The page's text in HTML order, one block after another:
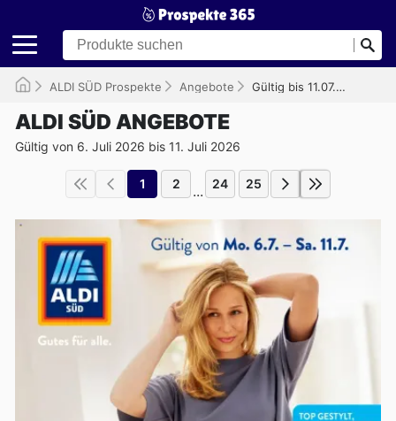
ALDI SÜD Prospekte Angebote Gültig bis 11.07.2026
ALDI SÜD ANGEBOTE
Gültig von 6. Juli 2026 bis 11. Juli 2026
1 2 ... 24 25